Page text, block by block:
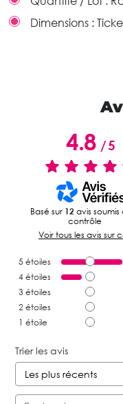
Dimensions :
4.8/5
Basé sur 12 avis soumis
contrôle
Voir tous les avis sur
5 étoiles
4 étoiles
3 étoiles
2 étoiles
1 étoile
Trier les avis